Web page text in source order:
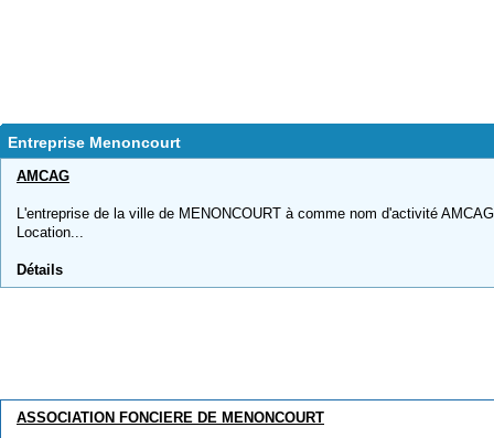
Entreprise Menoncourt
AMCAG
L'entreprise de la ville de MENONCOURT à comme nom d'activité
Location...
Détails
ASSOCIATION FONCIERE DE MENONCOURT